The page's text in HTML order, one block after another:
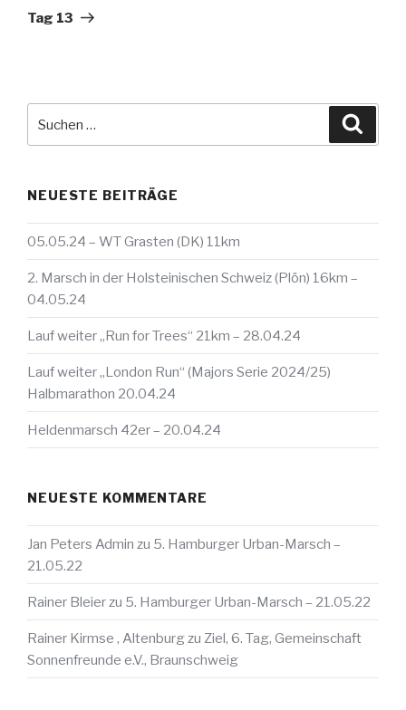
Beitrag
Tag 13
nach:
NEUESTE BEITRÄGE
05.05.24 – WT Grasten (DK) 11km
2. Marsch in der Holsteinischen Schweiz (Plön) 16km –
04.05.24
Lauf weiter „Run for Trees“ 21km – 28.04.24
Lauf weiter „London Run“ (Majors Serie 2024/25)
Halbmarathon 20.04.24
Heldenmarsch 42er – 20.04.24
NEUESTE KOMMENTARE
Jan Peters Admin zu 5. Hamburger Urban-Marsch –
21.05.22
Rainer Bleier zu 5. Hamburger Urban-Marsch – 21.05.22
Rainer Kirmse , Altenburg zu Ziel, 6. Tag, Gemeinschaft
Sonnenfreunde e.V., Braunschweig